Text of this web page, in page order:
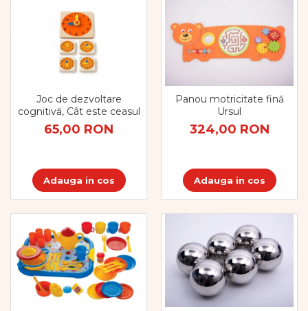
Joc de dezvoltare
cognitivă, Cât este ceasul
65,00 RON
Adauga in cos
Panou motricitate fină
Ursul
324,00 RON
Adauga in cos